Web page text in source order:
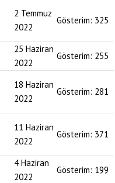
2 Temmuz
2022
Gösterim: 325
25 Haziran
2022
Gösterim: 255
18 Haziran
2022
Gösterim: 281
11 Haziran
2022
Gösterim: 371
4 Haziran
2022
Gösterim: 199